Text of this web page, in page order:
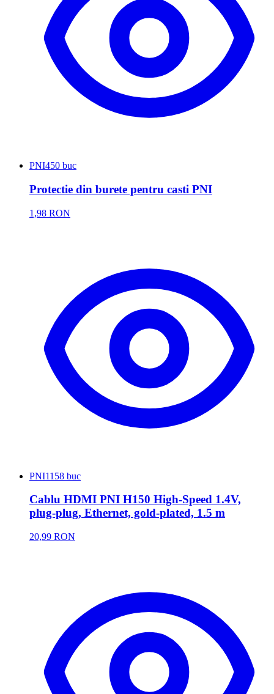
PNI450 buc
Protectie din burete pentru casti PNI
1,98 RON
PNI1158 buc
Cablu HDMI PNI H150 High-Speed 1.4V,
plug-plug, Ethernet, gold-plated, 1.5 m
20,99 RON